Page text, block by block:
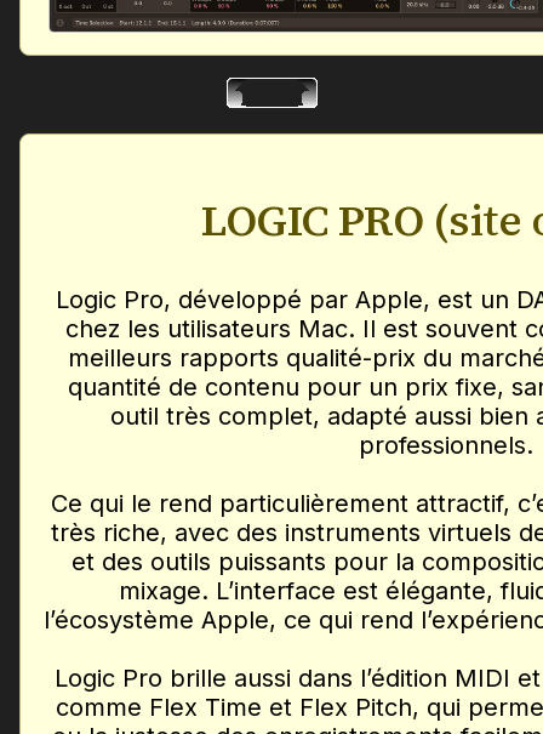
LOGIC PRO (site
Logic Pro, développé par Apple, est un
chez les utilisateurs Mac. Il est souvent
meilleurs rapports qualité-prix du
quantité de contenu pour un prix fixe,
outil très complet, adapté aussi bien
professionnels.
Ce qui le rend particulièrement attractif,
très riche, avec des instruments virtuels
et des outils puissants pour la
mixage. L’interface est élégante,
l’écosystème Apple, ce qui rend
Logic Pro brille aussi dans l’édition MIDI
comme Flex Time et Flex Pitch, qui